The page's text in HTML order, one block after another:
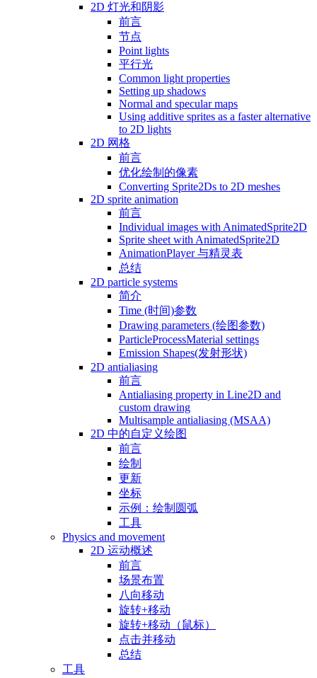
2D 灯光和阴影
前言
节点
Point lights
平行光
Common light properties
Setting up shadows
Normal and specular maps
Using additive sprites as a faster alternative
to 2D lights
2D 网格
前言
优化绘制的像素
Converting Sprite2Ds to 2D meshes
2D sprite animation
前言
Individual images with AnimatedSprite2D
Sprite sheet with AnimatedSprite2D
AnimationPlayer 与精灵表
总结
2D particle systems
简介
Time (时间)参数
Drawing parameters (绘图参数)
ParticleProcessMaterial settings
Emission Shapes(发射形状)
2D antialiasing
前言
Antialiasing property in Line2D and
custom drawing
Multisample antialiasing (MSAA)
2D 中的自定义绘图
前言
绘制
更新
坐标
示例：绘制圆弧
工具
Physics and movement
2D 运动概述
前言
场景布置
八向移动
旋转+移动
旋转+移动（鼠标）
点击并移动
总结
工具